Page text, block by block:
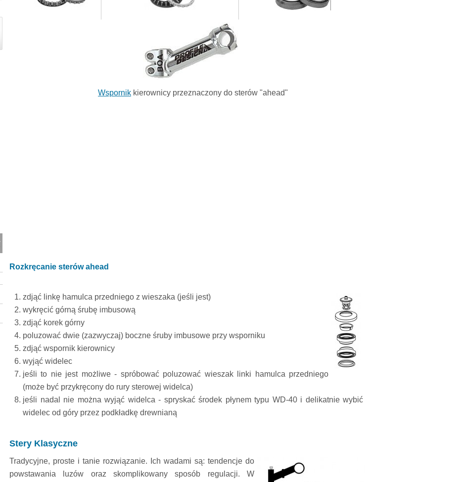
Wspornik kierownicy przeznaczony do sterów "ahead"
Rozkręcanie sterów ahead
zdjąć linkę hamulca przedniego z wieszaka (jeśli jest)
wykręcić górną śrubę imbusową
zdjąć korek górny
poluzować dwie (zazwyczaj) boczne śruby imbusowe przy wsporniku
zdjąć wspornik kierownicy
wyjąć widelec
jeśli to nie jest możliwe - spróbować poluzować wieszak linki hamulca przedniego
(może być przykręcony do rury sterowej widelca)
jeśli nadal nie można wyjąć widelca - spryskać środek płynem typu WD-40 i delikatnie wybić
widelec od góry przez podkładkę drewnianą
Stery Klasyczne
Tradycyjne, proste i tanie rozwiązanie. Ich wadami są: tendencje do
powstawania luzów oraz skomplikowany sposób regulacji. W